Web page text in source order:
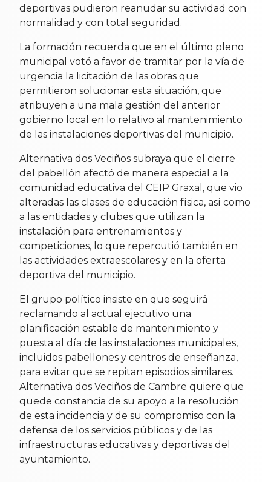
deportivas pudieron reanudar su actividad con
normalidad y con total seguridad.
La formación recuerda que en el último pleno
municipal votó a favor de tramitar por la vía de
urgencia la licitación de las obras que
permitieron solucionar esta situación, que
atribuyen a una mala gestión del anterior
gobierno local en lo relativo al mantenimiento
de las instalaciones deportivas del municipio.
Alternativa dos Veciños subraya que el cierre
del pabellón afectó de manera especial a la
comunidad educativa del CEIP Graxal, que vio
alteradas las clases de educación física, así como
a las entidades y clubes que utilizan la
instalación para entrenamientos y
competiciones, lo que repercutió también en
las actividades extraescolares y en la oferta
deportiva del municipio.
El grupo político insiste en que seguirá
reclamando al actual ejecutivo una
planificación estable de mantenimiento y
puesta al día de las instalaciones municipales,
incluidos pabellones y centros de enseñanza,
para evitar que se repitan episodios similares.
Alternativa dos Veciños de Cambre quiere que
quede constancia de su apoyo a la resolución
de esta incidencia y de su compromiso con la
defensa de los servicios públicos y de las
infraestructuras educativas y deportivas del
ayuntamiento.